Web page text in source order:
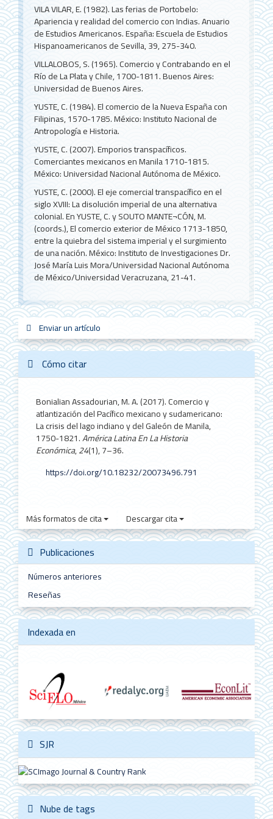
VILA VILAR, E. (1982). Las ferias de Portobelo:
Apariencia y realidad del comercio con Indias. Anuario
de Estudios Americanos. España: Escuela de Estudios
Hispanoamericanos de Sevilla, 39, 275-340.
VILLALOBOS, S. (1965). Comercio y Contrabando en el
Río de La Plata y Chile, 1700-1811. Buenos Aires:
Universidad de Buenos Aires.
YUSTE, C. (1984). El comercio de la Nueva España con
Filipinas, 1570-1785. México: Instituto Nacional de
Antropología e Historia.
YUSTE, C. (2007). Emporios transpacíficos.
Comerciantes mexicanos en Manila 1710-1815.
México: Universidad Nacional Autónoma de México.
YUSTE, C. (2000). El eje comercial transpacífico en el
siglo XVIII: La disolución imperial de una alternativa
colonial. En YUSTE, C. y SOUTO MANTE¬CÓN, M.
(coords.), El comercio exterior de México 1713-1850,
entre la quiebra del sistema imperial y el surgimiento
de una nación. México: Instituto de Investigaciones Dr.
José María Luis Mora/Universidad Nacional Autónoma
de México/Universidad Veracruzana, 21-41.
un
artículo
Enviar un artículo
Cómo citar
Bonialian Assadourian, M. A. (2017). Comercio y
atlantización del Pacífico mexicano y sudamericano:
La crisis del lago indiano y del Galeón de Manila,
1750-1821.América Latina En La Historia
Económica,24(1), 7–36.
https://doi.org/10.18232/20073496.791
Más formatos de cita Descargar cita
Publicaciones
Números anteriores
Reseñas
Indexada en
SJR
Nube de tags
redes